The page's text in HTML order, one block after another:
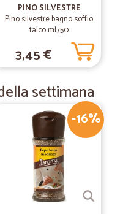
PINO SILVESTRE
Pino silvestre bagno soffio
talco ml750
3,45 €
settimana
-16%